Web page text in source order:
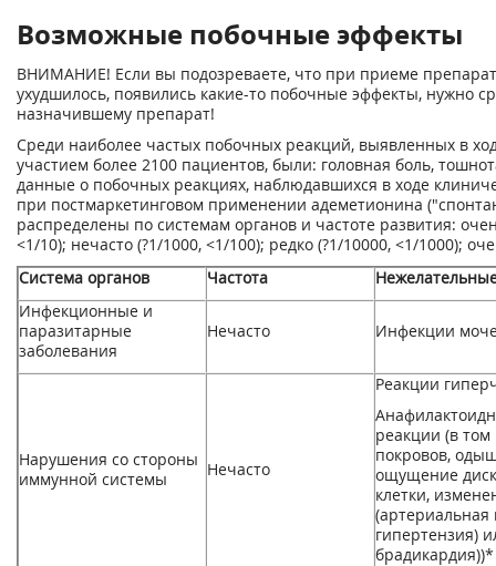
Возможные побочные эффекты
ВНИМАНИЕ! Если вы подозреваете, что при приеме
ухудшилось, появились какие-то побочные эффекты, нужно
назначившему препарат!
Среди наиболее частых побочных реакций, выявленных в
участием более 2100 пациентов, были: головная боль,
данные о побочных реакциях, наблюдавшихся в ходе
при постмаркетинговом применении адеметионина
распределены по системам органов и частоте развития:
<1/10); нечасто (?1/1000, <1/100); редко (?1/10000, <1/1000);
Система органов
Частота
Инфекционные и
паразитарные
заболевания
Нечасто Инфекции
Нарушения со стороны
иммунной системы
Нечасто
Реакции
реакции (в
покровов,
ощущение
клетки,
(артериальная
гипертензия)
брадикардия))*